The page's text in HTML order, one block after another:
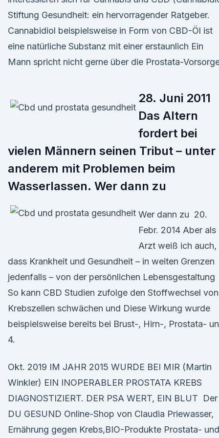
Stiftung Gesundheit: ein hervorragender Ratgeber.
Cannabidiol beispielsweise in Form von CBD-Öl ist
eine natürliche Substanz mit einer erstaunlich Ein
Mann spricht nicht gerne über die Prostata-
28. Juni 2011
Das Altern
fordert bei
vielen Männern seinen Tribut – unter
anderem mit Problemen beim
Wasserlassen. Wer dann zu
Wer dann zu 20.
Febr. 2014 Aber als
Arzt weiß ich auch,
dass Krankheit und Gesundheit – in weiten Grenzen
jedenfalls – von der persönlichen Lebensgestaltung
So kann CBD Studien zufolge den Stoffwechsel von
Krebszellen schwächen und Diese Wirkung wurde
beispielsweise bereits bei Brust-, Hirn-, Prostata-
4.
Okt. 2019 IM JAHR 2015 WURDE BEI MIR (Martin
Winkler) EIN INOPERABLER PROSTATA KREBS
DIAGNOSTIZIERT. DER PSA WERT, EIN BLUT Der
DU GESUND Online-Shop von Claudia Priewasser,
Ernährung gegen Krebs,BIO-Produkte Prostata- und